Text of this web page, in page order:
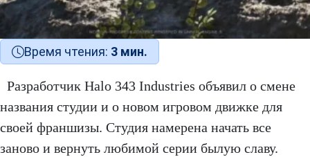
Время чтения: 3 мин.
Разработчик Halo 343 Industries объявил о смене
названия студии и о новом игровом движке для
своей франшизы. Студия намерена начать все
заново и вернуть любимой серии былую славу.